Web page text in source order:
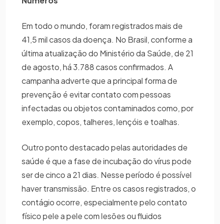
Em todo o mundo, foram registrados mais de
41,5 mil casos da doença. No Brasil, conforme a
última atualização do Ministério da Saúde, de 21
de agosto, há 3.788 casos confirmados. A
campanha adverte que a principal forma de
prevenção é evitar contato com pessoas
infectadas ou objetos contaminados como, por
exemplo, copos, talheres, lençóis e toalhas.
Outro ponto destacado pelas autoridades de
saúde é que a fase de incubação do vírus pode
ser de cinco a 21 dias. Nesse período é possível
haver transmissão. Entre os casos registrados, o
contágio ocorre, especialmente pelo contato
físico pele a pele com lesões ou fluidos